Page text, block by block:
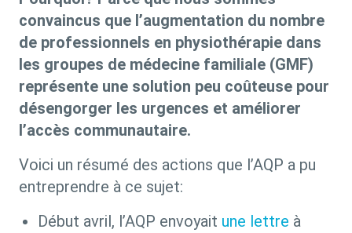
convaincus que l’augmentation du nombre
de professionnels en physiothérapie dans
les groupes de médecine familiale (GMF)
représente une solution peu coûteuse pour
désengorger les urgences et améliorer
l’accès communautaire.
Voici un résumé des actions que l’AQP a pu
entreprendre à ce sujet:
Début avril, l’AQP envoyait une lettre à